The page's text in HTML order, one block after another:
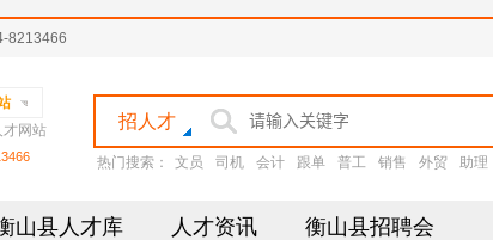
8213466
才网站
招人才
热门搜索： 文员 司机 会计 跟单 普工 销售 外贸 助理
山县人才库 人才资讯 衡山县招聘会